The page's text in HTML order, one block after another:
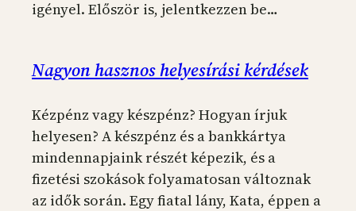
igényel. Először is, jelentkezzen be…
Nagyon hasznos helyesírási kérdések
Kézpénz vagy készpénz? Hogyan írjuk
helyesen? A készpénz és a bankkártya
mindennapjaink részét képezik, és a
fizetési szokások folyamatosan változnak
az idők során. Egy fiatal lány, Kata, éppen a